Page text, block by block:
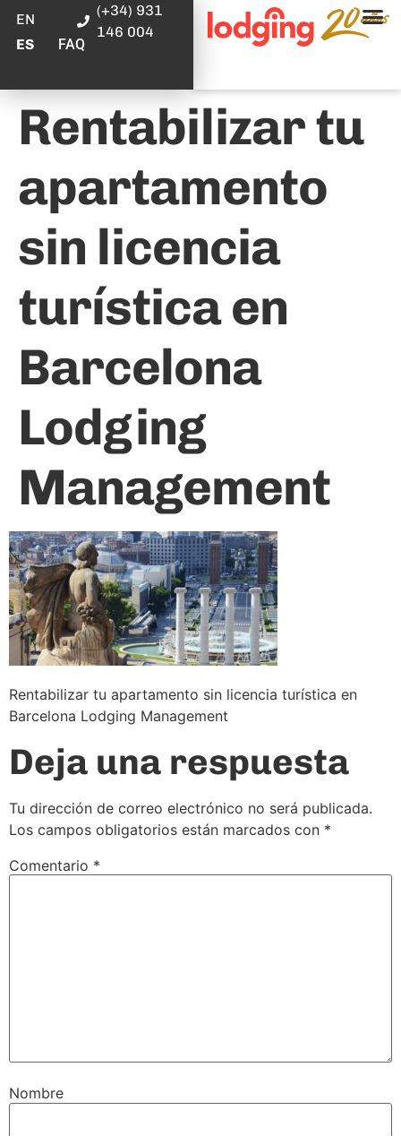
EN
ES
FAQ
(+34) 931
146 004
Rentabilizar tu
apartamento
sin licencia
turística en
Barcelona
Lodging
Management
Rentabilizar tu apartamento sin licencia turística en
Barcelona Lodging Management
Deja una respuesta
Tu dirección de correo electrónico no será publicada.
Los campos obligatorios están marcados con *
Comentario *
Nombre